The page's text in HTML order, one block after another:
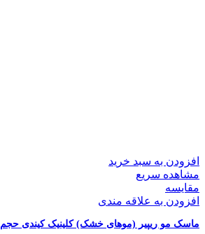
افزودن به سبد خرید
مشاهده سریع
مقایسه
افزودن به علاقه مندی
ماسک مو ریپیر (موهای خشک) کلینیک کیندی حجم 550 میلی لیتر